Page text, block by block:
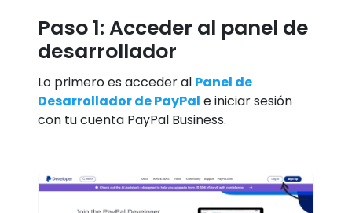
Paso 1: Acceder al panel de
desarrollador
Lo primero es acceder al Panel de
Desarrollador de PayPal e iniciar sesión
con tu cuenta PayPal Business.